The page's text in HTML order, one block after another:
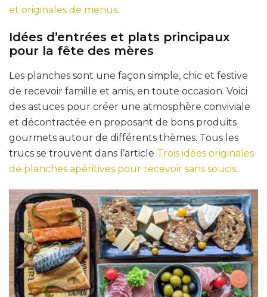
et originales de menus.
Idées d’entrées et plats principaux
pour la fête des mères
Les planches sont une façon simple, chic et festive
de recevoir famille et amis, en toute occasion. Voici
des astuces pour créer une atmosphère conviviale
et décontractée en proposant de bons produits
gourmets autour de différents thèmes. Tous les
trucs se trouvent dans l’article Trois idées originales
de planches apéritives pour recevoir sans soucis.